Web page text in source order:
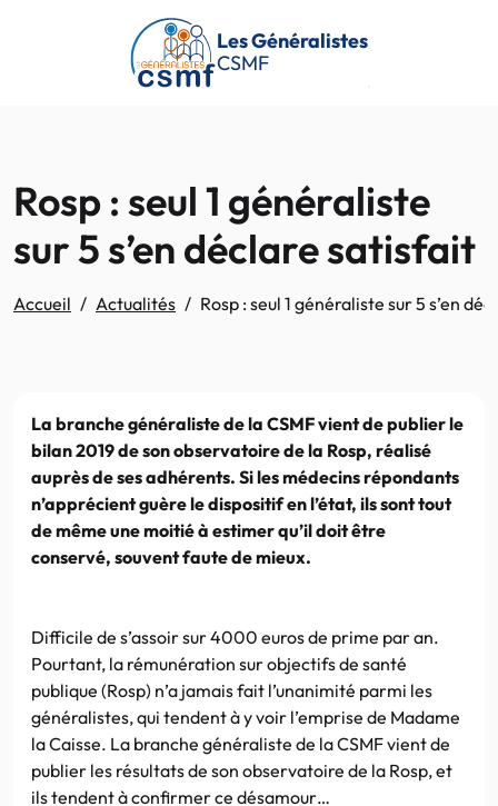
Passer au contenu principal
Les Généralistes
CSMF
Rosp : seul 1 généraliste
sur 5 s’en déclare satisfait
Accueil Actualités Rosp : seul 1 généraliste sur 5 s’en
La branche généraliste de la CSMF vient de publier le
bilan 2019 de son observatoire de la Rosp, réalisé
auprès de ses adhérents. Si les médecins répondants
n’apprécient guère le dispositif en l’état, ils sont tout
de même une moitié à estimer qu’il doit être
conservé, souvent faute de mieux.
Difficile de s’assoir sur 4000 euros de prime par an.
Pourtant, la rémunération sur objectifs de santé
publique (Rosp) n’a jamais fait l’unanimité parmi les
généralistes, qui tendent à y voir l’emprise de Madame
la Caisse. La branche généraliste de la CSMF vient de
publier les résultats de son observatoire de la Rosp, et
ils tendent à confirmer ce désamour…